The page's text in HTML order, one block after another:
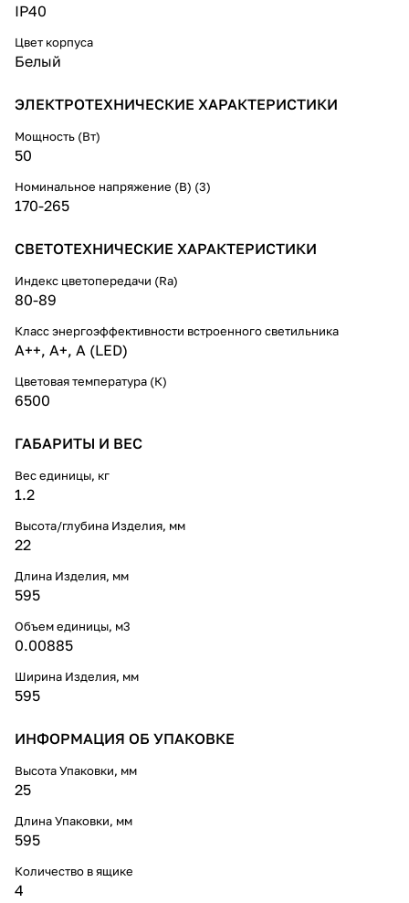
IP40
Цвет корпуса
Белый
ЭЛЕКТРОТЕХНИЧЕСКИЕ ХАРАКТЕРИСТИКИ
Мощность (Вт)
50
Номинальное напряжение (В) (3)
170-265
СВЕТОТЕХНИЧЕСКИЕ ХАРАКТЕРИСТИКИ
Индекс цветопередачи (Ra)
80-89
Класс энергоэффективности встроенного светильника
A++, A+, A (LED)
Цветовая температура (К)
6500
ГАБАРИТЫ И ВЕС
Вес единицы, кг
1.2
Высота/глубина Изделия, мм
22
Длина Изделия, мм
595
Объем единицы, м3
0.00885
Ширина Изделия, мм
595
ИНФОРМАЦИЯ ОБ УПАКОВКЕ
Высота Упаковки, мм
25
Длина Упаковки, мм
595
Количество в ящике
4